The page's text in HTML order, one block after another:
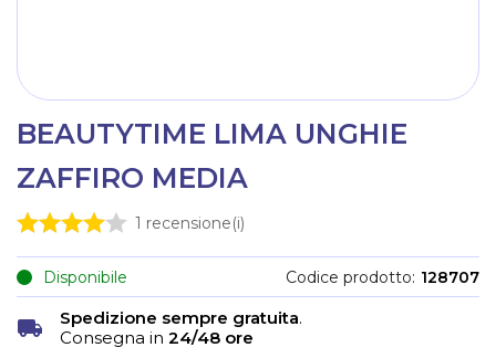
BEAUTYTIME LIMA UNGHIE
ZAFFIRO MEDIA
1 recensione(i)
Disponibile Codice prodotto 128707
Spedizione sempre gratuita.
Consegna in 24/48 ore